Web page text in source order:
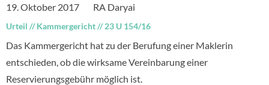
19. Oktober 2017 RA Daryai
Urteil //Kammergericht//23 U 154/16
Das Kammergericht hat zu der Berufung einer Maklerin
entschieden, ob die wirksame Vereinbarung einer
Reservierungsgebühr möglich ist.